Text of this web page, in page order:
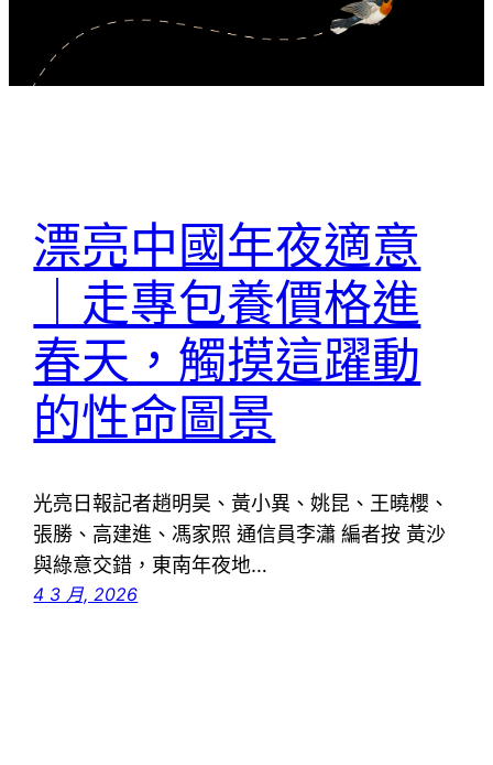
漂亮中國年夜適意
｜走專包養價格進
春天，觸摸這躍動
的性命圖景
光亮日報記者趙明昊、黃小異、姚昆、王曉櫻、
張勝、高建進、馮家照 通信員李瀟 編者按 黃沙
與綠意交錯，東南年夜地…
4 3 月, 2026